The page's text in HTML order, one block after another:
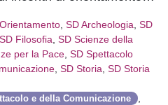
Orientamento, SD Archeologia, SD
SD Filosofia, SD Scienze della
per la Pace, SD Spettacolo
, SD Storia, SD Storia
e della Comunicazione ,